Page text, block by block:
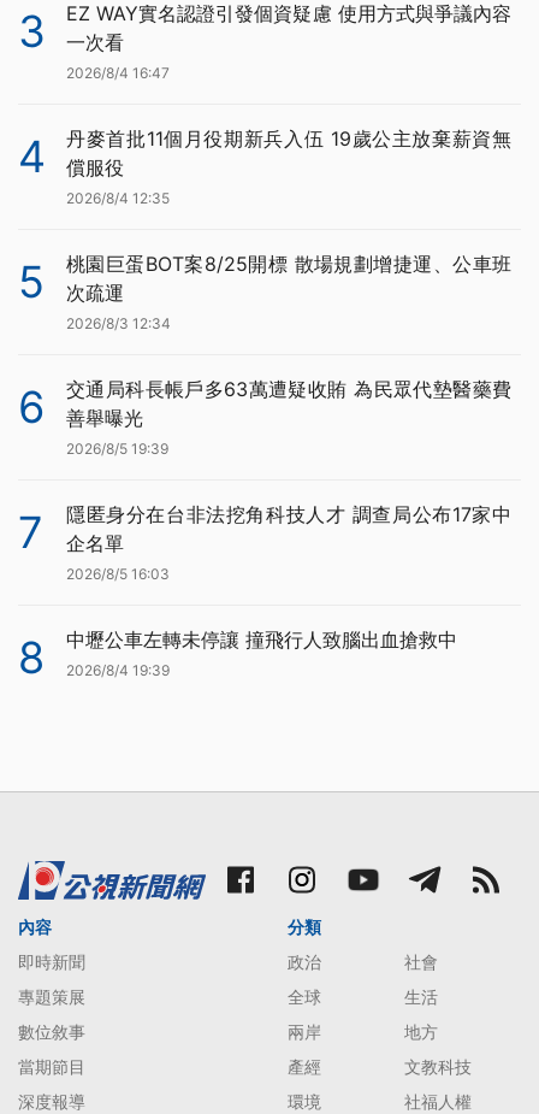
3
EZ WAY實名認證引發個資疑慮 使用方式與爭議內容
一次看
2026/8/4 16:47
4
丹麥首批11個月役期新兵入伍 19歲公主放棄薪資無
償服役
2026/8/4 12:35
5
桃園巨蛋BOT案8/25開標 散場規劃增捷運、公車班
次疏運
2026/8/3 12:34
6
交通局科長帳戶多63萬遭疑收賄 為民眾代墊醫藥費
善舉曝光
2026/8/5 19:39
7
隱匿身分在台非法挖角科技人才 調查局公布17家中
企名單
2026/8/5 16:03
8 中壢公車左轉未停讓 撞飛行人致腦出血搶救中
2026/8/4 19:39
內容
即時新聞
專題策展
數位敘事
當期節目
深度報導
分類
政治
社會
全球
生活
兩岸
地方
產經
文教科技
環境
社福人權